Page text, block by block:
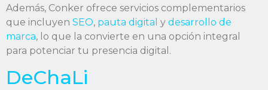
Además, Conker ofrece servicios complementarios
que incluyen SEO, pauta digital y desarrollo de
marca, lo que la convierte en una opción integral
para potenciar tu presencia digital.
DeChaLi